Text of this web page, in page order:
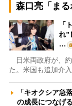
森口亮「まる
「
れ”
…
日米両政府が、
た。米国も追加介
「キオクシア急
の成長につな